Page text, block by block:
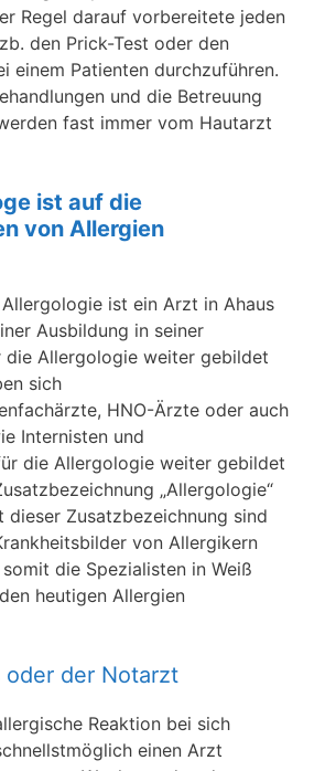
Regel darauf vorbereitete jeden
den Prick-Test oder den
einem Patienten durchzuführen.
und die Betreuung
fast immer vom Hautarzt
ist auf die
von Allergien
ist ein Arzt in Ahaus
Ausbildung in seiner
die Allergologie weiter gebildet
sich
HNO-Ärzte oder auch
Internisten und
die Allergologie weiter gebildet
„Allergologie“
dieser Zusatzbezeichnung sind
von Allergikern
die Spezialisten in Weiß
heutigen Allergien
oder der Notarzt
Reaktion bei sich
einen Arzt